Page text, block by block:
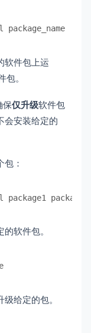
软件包上运
。
保仅升级软件包
会安装给定的
：
package2
软件包。
给定的包。